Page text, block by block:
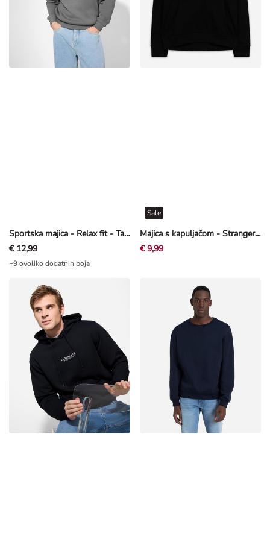
Sportska majica - Relax fit - Tamnosiva
€ 12,99
+9 ovoliko dodatnih boja
Majica s kapuljačom - Stranger Things - Crna
Sale
€ 9,99